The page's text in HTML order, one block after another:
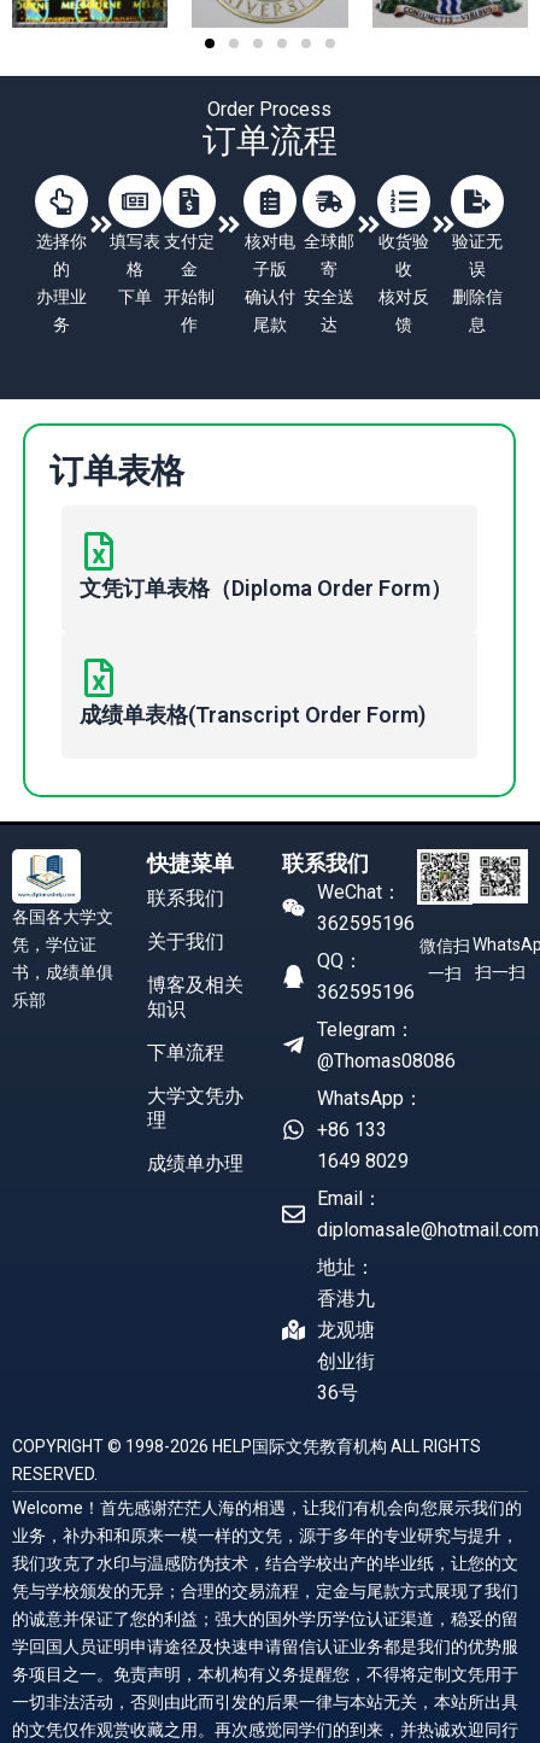
Order Process
订单流程
选择你
的
办理业
务
填写表
格
下单
支付定
金
开始制
作
核对电
子版
确认付
尾款
全球邮
寄
安全送
达
收货验
收
核对反
馈
验证无
误
删除信
息
订单表格
文凭订单表格（Diploma Order Form）
成绩单表格(Transcript Order Form)
各国各大学文
凭，学位证
书，成绩单俱
乐部
快捷菜单
联系我们
关于我们
博客及相关
知识
下单流程
大学文凭办
理
成绩单办理
联系我们
WeChat：
362595196
QQ：
362595196
Telegram：
@Thomas08086
WhatsApp：
+86 133
1649 8029
Email：
diplomasale@hotmail.com
地址：
香港九
龙观塘
创业街
36号
微信扫
一扫
扫一扫
COPYRIGHT © 1998-2026 HELP国际文凭教育机构 ALL RIGHTS
RESERVED.
Welcome！首先感谢茫茫人海的相遇，让我们有机会向您展示我们的
业务，补办和和原来一模一样的文凭，源于多年的专业研究与提升，
我们攻克了水印与温感防伪技术，结合学校出产的毕业纸，让您的文
凭与学校颁发的无异；合理的交易流程，定金与尾款方式展现了我们
的诚意并保证了您的利益；强大的国外学历学位认证渠道，稳妥的留
学回国人员证明申请途径及快速申请留信认证业务都是我们的优势服
务项目之一。免责声明，本机构有义务提醒您，不得将定制文凭用于
一切非法活动，否则由此而引发的后果一律与本站无关，本站所出具
的文凭仅作观赏收藏之用。再次感觉同学们的到来，并热诚欢迎同行